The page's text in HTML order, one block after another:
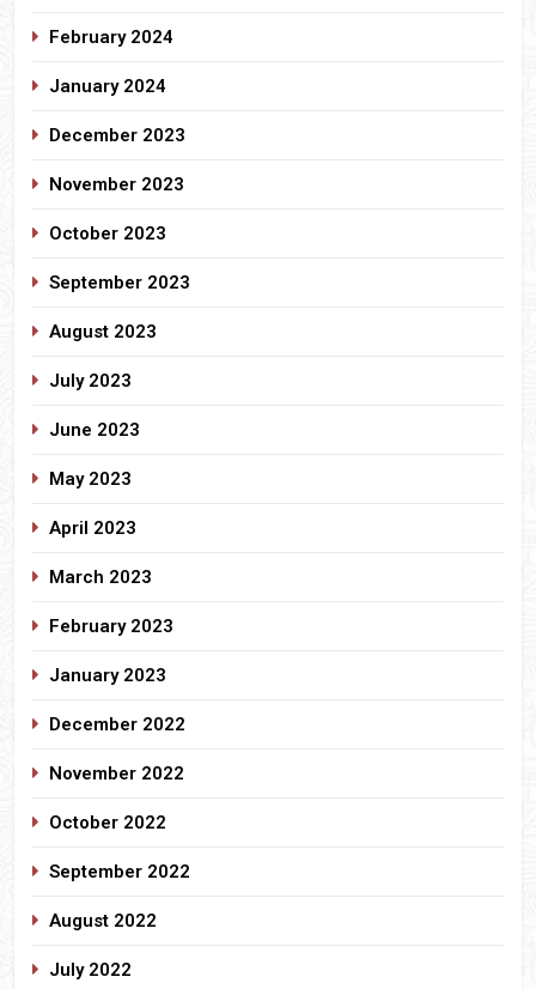
February 2024
January 2024
December 2023
November 2023
October 2023
September 2023
August 2023
July 2023
June 2023
May 2023
April 2023
March 2023
February 2023
January 2023
December 2022
November 2022
October 2022
September 2022
August 2022
July 2022